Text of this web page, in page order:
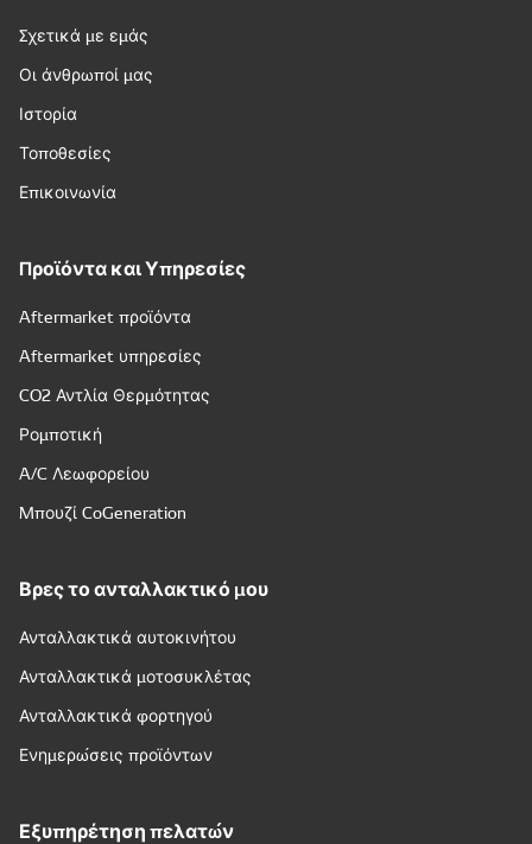
Σχετικά με εμάς
Οι άνθρωποί μας
Ιστορία
Τοποθεσίες
Επικοινωνία
Προϊόντα και Υπηρεσίες
Aftermarket προϊόντα
Aftermarket υπηρεσίες
CO2 Αντλία Θερμότητας
Ρομποτική
A/C Λεωφορείου
Μπουζί CoGeneration
Βρες το ανταλλακτικό μου
Ανταλλακτικά αυτοκινήτου
Ανταλλακτικά μοτοσυκλέτας
Ανταλλακτικά φορτηγού
Ενημερώσεις προϊόντων
Εξυπηρέτηση πελατών